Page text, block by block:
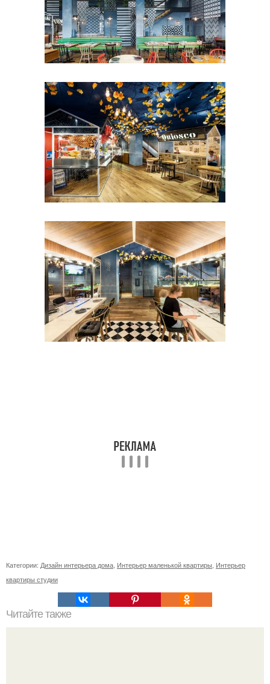
Категории: Дизайн интерьера дома, Интерьер маленькой квартиры, Интерьер
квартиры студии
Читайте также